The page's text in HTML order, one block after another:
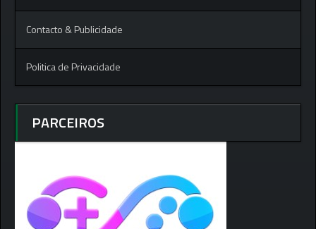
Contacto & Publicidade
Politica de Privacidade
PARCEIROS